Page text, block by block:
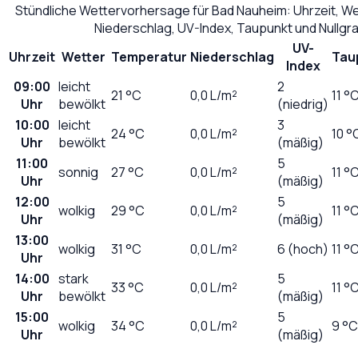
Stündliche Wettervorhersage fürBad Nauheim: Uhrzeit,
Niederschlag, UV-Index, Taupunkt und
Uhrzeit Wetter Temperatur Niederschlag
UV-
Index
09:00
Uhr
leicht
bewölkt 21 °C 0,0L/m²
2
(niedrig) 11
10:00
Uhr
leicht
bewölkt 24°C 0,0L/m²
3
(mäßig) 10
11:00
Uhr
sonnig 27°C 0,0L/m²
5
(mäßig) 11
12:00
Uhr
wolkig 29°C 0,0L/m²
5
(mäßig) 11
13:00
Uhr
wolkig 31 °C 0,0L/m² 6 (hoch) 11
14:00
Uhr
stark
bewölkt 33°C 0,0L/m²
5
(mäßig) 11
15:00
Uhr
wolkig 34°C 0,0L/m²
5
(mäßig) 9 °C